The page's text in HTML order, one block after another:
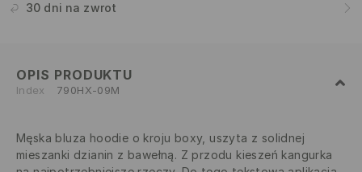
30 dni na zwrot
OPIS PRODUKTU
Index 790HX-09M
Męska bluza hoodie o kroju boxy, uszyta z solidnej
mieszanki dzianin z bawełną. Z przodu kieszeń kangurka